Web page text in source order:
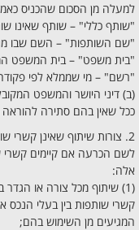
למעלה מן הסכום שהכניס
"שותף כללי" – שותף שאינו
"שם השותפות" – השם שבו
"בית משפט" – בית המשפט
"רשם" – מי שממלא לפי
(ב) דיני היושר והמשפט
ככל שאין בהם סתירה
2. צורות שיתוף שאינן קשרי שותפות
לשם הכרעה אם קיימים קשרי
אלה:
(1) שיתוף מכל צורה או הגדר
קשרי שותפות בין בעלי הנכס
המגיעים מן השימוש בהם;